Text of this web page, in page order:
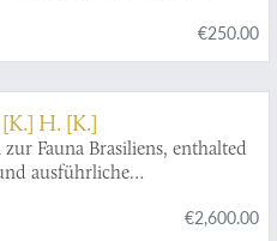
€250.00
H. [K.]
Fauna Brasiliens, enthalted
ausführliche
Arten. Mit XXXII Tafeln.€2,600.00